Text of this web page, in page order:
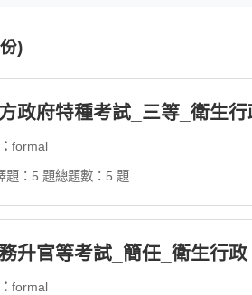
)
政府特種考試_三等_衛生
formal
題：5 題總題數：5 題
升官等考試_簡任_衛生行
formal